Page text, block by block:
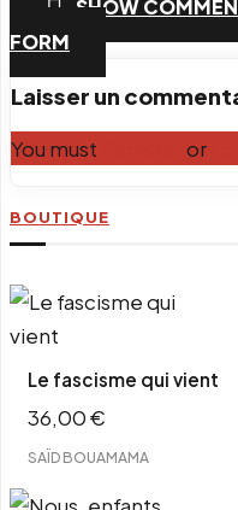
SHOW
FORM
Laisser un
You must or
BOUTIQUE
Le fascisme qui vient
36,00€
SAÏD BOUAMAMA